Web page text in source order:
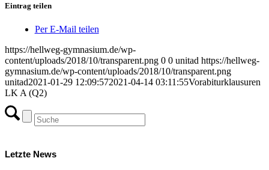
Eintrag teilen
Per E-Mail teilen
https://hellweg-gymnasium.de/wp-
content/uploads/2018/10/transparent.png 0 0 unitad https://hellweg-
gymnasium.de/wp-content/uploads/2018/10/transparent.png
unitad2021-01-29 12:09:572021-04-14 03:11:55Vorabiturklausuren
LK A (Q2)
Letzte News